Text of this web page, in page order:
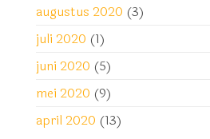
augustus 2020 (3)
juli 2020 (1)
juni 2020 (5)
mei 2020 (9)
april 2020 (13)